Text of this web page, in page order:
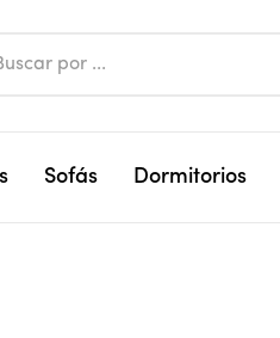
Sofás Dormitorios